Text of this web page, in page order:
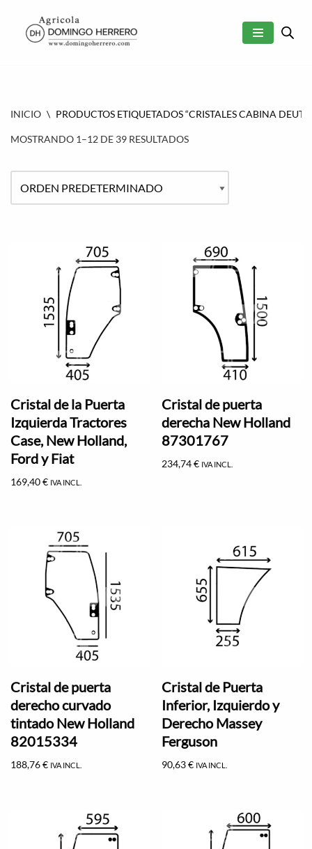
SALTAR
INICIO \ PRODUCTOS ETIQUETADOS “CRISTALES CABINA
MOSTRANDO 1–12 DE 39 RESULTADOS
Cristal de la Puerta
Izquierda Tractores
Case, New Holland,
Ford y Fiat
169,40€ IVA INCL.
Cristal de puerta
derecha New Holland
87301767
234,74€ IVA INCL.
Cristal de puerta
derecho curvado
tintado New Holland
82015334
188,76€ IVA INCL.
Cristal de Puerta
Inferior, Izquierdo y
Derecho Massey
Ferguson
90,63€ IVA INCL.